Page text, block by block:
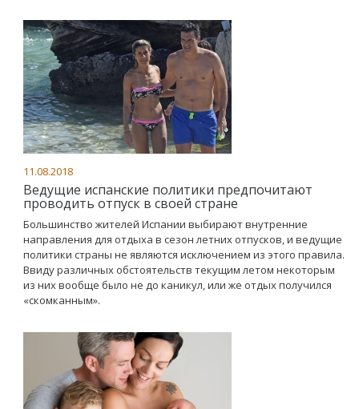
11.08.2018
Ведущие испанские политики предпочитают
проводить отпуск в своей стране
Большинство жителей Испании выбирают внутренние
направления для отдыха в сезон летних отпусков, и ведущие
политики страны не являются исключением из этого правила.
Ввиду различных обстоятельств текущим летом некоторым
из них вообще было не до каникул, или же отдых получился
«скомканным».